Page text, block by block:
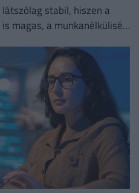
stabil, hiszen a
magas, a munkanélküliség